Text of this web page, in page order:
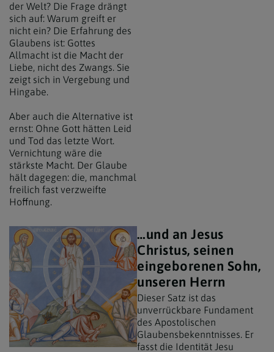
der Welt? Die Frage drängt
sich auf: Warum greift er
nicht ein? Die Erfahrung des
Glaubens ist: Gottes
Allmacht ist die Macht der
Liebe, nicht des Zwangs. Sie
zeigt sich in Vergebung und
Hingabe.
Aber auch die Alternative ist
ernst: Ohne Gott hätten Leid
und Tod das letzte Wort.
Vernichtung wäre die
stärkste Macht. Der Glaube
hält dagegen: die, manchmal
freilich fast verzweifte
Hoffnung.
Erzdiözese Wien/ Stephan Schönlaub,
…und an Jesus
Christus, seinen
eingeborenen Sohn,
unseren Herrn
Dieser Satz ist das
unverrückbare Fundament
des Apostolischen
Glaubensbekenntnisses. Er
fasst die Identität Jesu